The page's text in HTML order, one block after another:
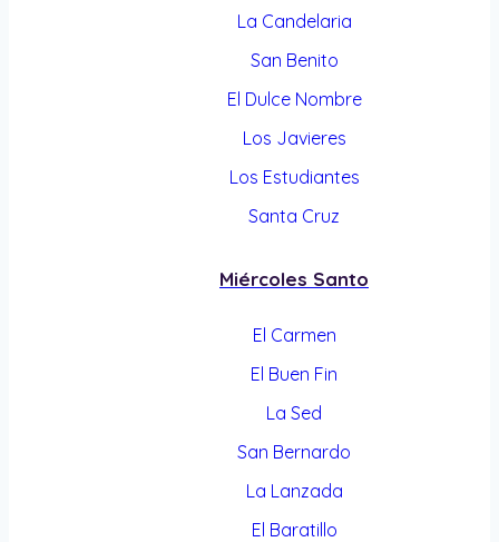
La Candelaria
San Benito
El Dulce Nombre
Los Javieres
Los Estudiantes
Santa Cruz
Miércoles Santo
El Carmen
El Buen Fin
La Sed
San Bernardo
La Lanzada
El Baratillo